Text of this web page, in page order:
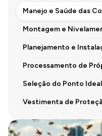
Manejo e Saúde das
Montagem e
Planejamento e
Processamento de
Seleção do Ponto Ideal
Vestimenta de